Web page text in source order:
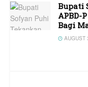
Bupati
APBD-
Bagi
AUGUST